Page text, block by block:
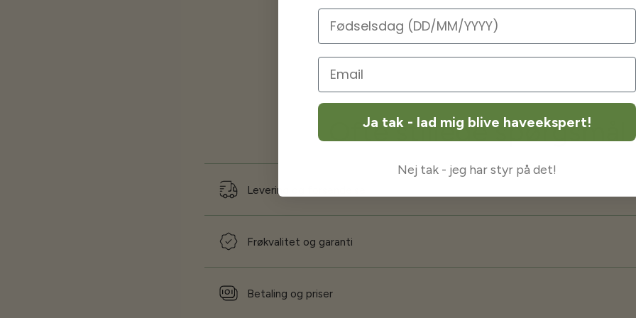
Ofte stillede spørgsmål
Levering og forsendelse
Frøkvalitet og garanti
Betaling og priser
Fødselsdag
Ja tak - lad mig blive haveekspert!
Nej tak - jeg har styr på det!